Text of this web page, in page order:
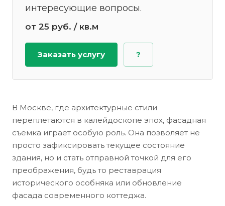
интересующие вопросы.
от 25 руб. / кв.м
Заказать услугу ?
В Москве, где архитектурные стили
переплетаются в калейдоскопе эпох, фасадная
съемка играет особую роль. Она позволяет не
просто зафиксировать текущее состояние
здания, но и стать отправной точкой для его
преображения, будь то реставрация
исторического особняка или обновление
фасада современного коттеджа.